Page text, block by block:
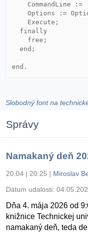
CommandLine :=
Options :=
    Execute;
  finally
    free;
  end;
end.
Slobodný font na
Správy
Namakaný deň
20.04 | 20:25 | Miroslav
Dátum udalosti:
Dňa 4. mája 2026 od
knižnice Technickej
namakaný deň, teda